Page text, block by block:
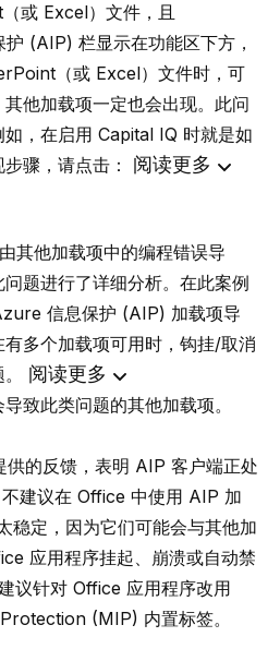
或 Excel）文件，且
(AIP) 栏显示在功能区下方，
（或 Excel）文件时，可
他加载项一定也会出现。此问
，在启用 Capital IQ 时就是如
骤，请点击： 阅读更多
其他加载项中的编程错误导
题进行了详细分析。在此案例
信息保护 (AIP) 加载项导
多个加载项可用时，钩挂/取消
阅读更多
致此类问题的其他加载项。
的反馈，表明 AIP 客户端正处
建议在 Office 中使用 AIP 加
稳定，因为它们可能会与其他加
应用程序挂起、崩溃或自动禁
议针对 Office 应用程序改用
(MIP) 内置标签。